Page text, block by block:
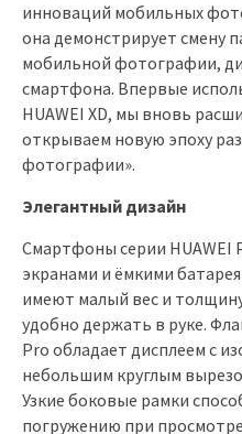
инноваций мобильных
она демонстрирует смену
мобильной фотографии,
смартфона. Впервые
HUAWEI XD, мы вновь
открываем новую эпоху
фотографии».
Элегантный дизайн
Смартфоны серии
экранами и ёмкими
имеют малый вес и
удобно держать в руке.
Pro обладает дисплеем с
небольшим круглым
Узкие боковые рамки
погружению при